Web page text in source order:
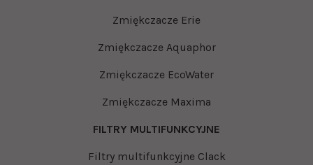
Zmiękczacze Erie
Zmiękczacze Aquaphor
Zmiękczacze EcoWater
Zmiękczacze Maxima
FILTRY MULTIFUNKCYJNE
Filtry multifunkcyjne Clack